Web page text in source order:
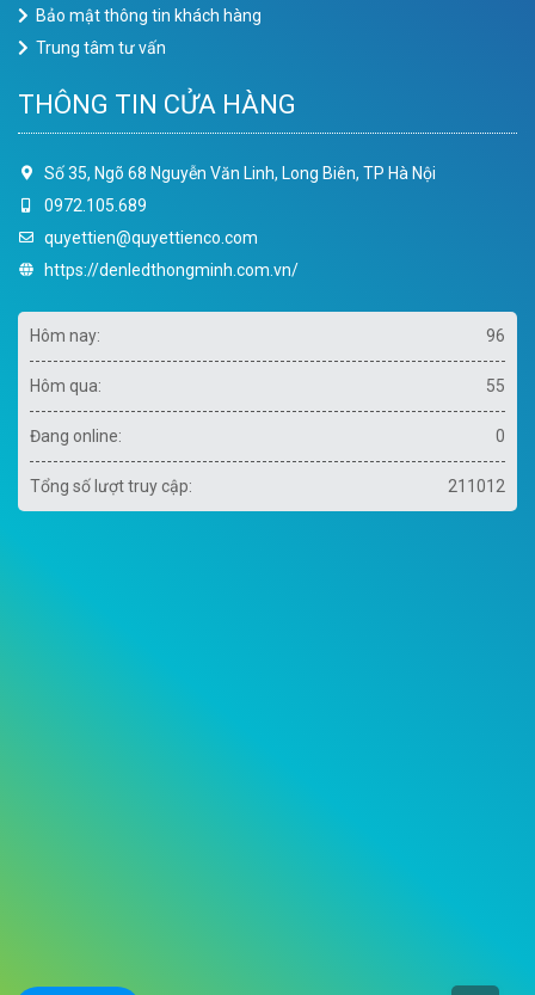
Bảo mật thông tin khách hàng
Trung tâm tư vấn
THÔNG TIN CỬA HÀNG
Số 35, Ngõ 68 Nguyễn Văn Linh, Long Biên, TP Hà Nội
0972.105.689
quyettien@quyettienco.com
https://denledthongminh.com.vn/
96
Hôm nay:
55
Hôm qua:
0
Đang online:
211012
Tổng số lượt truy cập: